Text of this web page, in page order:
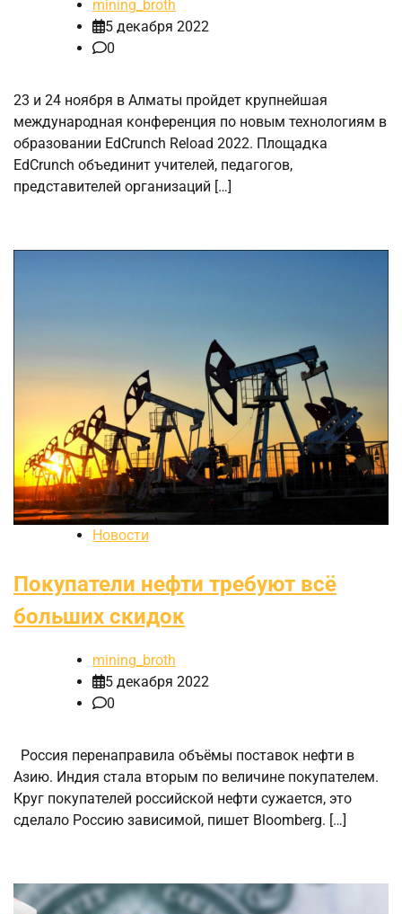
mining_broth
5 декабря 2022
0
23 и 24 ноября в Алматы пройдет крупнейшая
международная конференция по новым технологиям в
образовании EdCrunch Reload 2022. Площадка
EdCrunch объединит учителей, педагогов,
представителей организаций […]
Новости
Покупатели нефти требуют всё
больших скидок
mining_broth
5 декабря 2022
0
Россия перенаправила объёмы поставок нефти в
Азию. Индия стала вторым по величине покупателем.
Круг покупателей российской нефти сужается, это
сделало Россию зависимой, пишет Bloomberg. […]